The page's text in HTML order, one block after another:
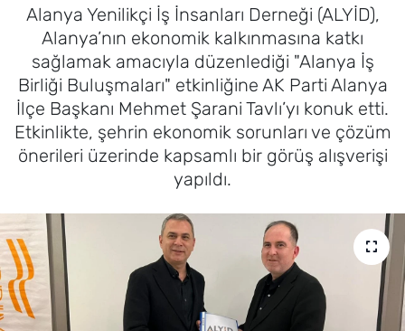
Alanya Yenilikçi İş İnsanları Derneği (ALYİD),
Alanya’nın ekonomik kalkınmasına katkı
sağlamak amacıyla düzenlediği "Alanya İş
Birliği Buluşmaları" etkinliğine AK Parti Alanya
İlçe Başkanı Mehmet Şarani Tavlı’yı konuk etti.
Etkinlikte, şehrin ekonomik sorunları ve çözüm
önerileri üzerinde kapsamlı bir görüş alışverişi
yapıldı.